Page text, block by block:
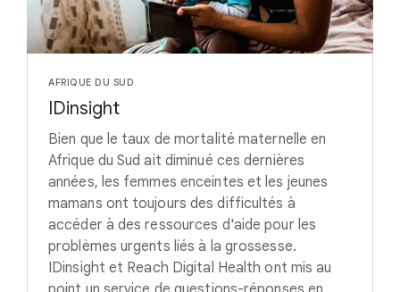
AFRIQUE DU SUD
IDinsight
Bien que le taux de mortalité maternelle en
Afrique du Sud ait diminué ces dernières
années, les femmes enceintes et les jeunes
mamans ont toujours des difficultés à
accéder à des ressources d'aide pour les
problèmes urgents liés à la grossesse.
IDinsight et Reach Digital Health ont mis au